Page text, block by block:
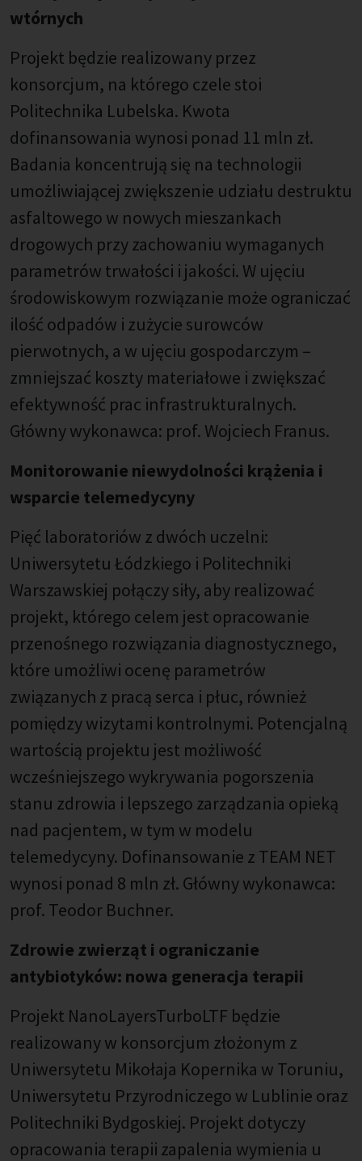
wtórnych
Projekt będzie realizowany przez
konsorcjum, na którego czele stoi
Politechnika Lubelska. Kwota
dofinansowania wynosi ponad 11 mln zł.
Badania koncentrują się na technologii
umożliwiającej zwiększenie udziału destruktu
asfaltowego w nowych mieszankach
drogowych przy zachowaniu wymaganych
parametrów trwałości i jakości. W ujęciu
środowiskowym rozwiązanie może ograniczać
ilość odpadów i zużycie surowców
pierwotnych, a w ujęciu gospodarczym –
zmniejszać koszty materiałowe i zwiększać
efektywność prac infrastrukturalnych.
Główny wykonawca: prof. Wojciech Franus.
Monitorowanie niewydolności krążenia i
wsparcie telemedycyny
Pięć laboratoriów z dwóch uczelni:
Uniwersytetu Łódzkiego i Politechniki
Warszawskiej połączy siły, aby realizować
projekt, którego celem jest opracowanie
przenośnego rozwiązania diagnostycznego,
które umożliwi ocenę parametrów
związanych z pracą serca i płuc, również
pomiędzy wizytami kontrolnymi. Potencjalną
wartością projektu jest możliwość
wcześniejszego wykrywania pogorszenia
stanu zdrowia i lepszego zarządzania opieką
nad pacjentem, w tym w modelu
telemedycyny. Dofinansowanie z TEAM NET
wynosi ponad 8 mln zł. Główny wykonawca:
prof. Teodor Buchner.
Zdrowie zwierząt i ograniczanie
antybiotyków: nowa generacja terapii
Projekt NanoLayersTurboLTF będzie
realizowany w konsorcjum złożonym z
Uniwersytetu Mikołaja Kopernika w Toruniu,
Uniwersytetu Przyrodniczego w Lublinie oraz
Politechniki Bydgoskiej. Projekt dotyczy
opracowania terapii zapalenia wymienia u